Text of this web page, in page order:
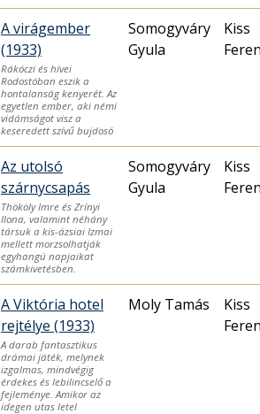
A virágember
(1933)
Rákóczi és hívei
Rodostóban eszik a
hontalanság kenyerét. Az
egyetlen ember, aki némi
vidámságot visz a
keseredett szívű bujdosó
Somogyváry
Gyula
Kiss
Az utolsó
szárnycsapás
Thököly Imre és Zrínyi
Ilona, valamint néhány
társuk a kis-ázsiai Izmai
mellett morzsolhatják
egyhangú napjaikat
számkivetésben.
Somogyváry
Gyula
Kiss
A Viktória hotel
rejtélye (1933)
A darab fantasztikus
drámai játék, melynek
izgalmas, mindvégig
érdekes és lebilincselő a
fejleménye. Amikor az
idegen utas letel
Moly Tamás
Kiss